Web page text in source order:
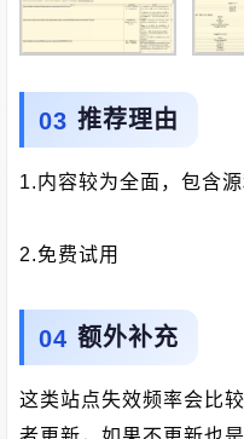
推荐理由
1.内容较为全面，包含
2.免费试用
额外补充
这类站点失效频率会比